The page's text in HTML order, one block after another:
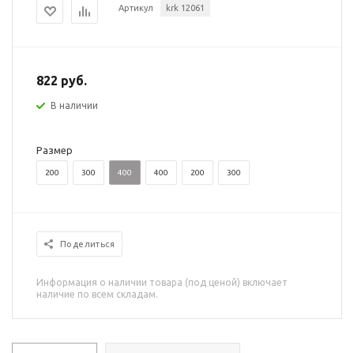
Артикул krk 12061
822 руб.
В наличии
Размер
200 300 400 400 200 300
Поделиться
Информация о наличии товара (под ценой) включает
наличие по всем складам.